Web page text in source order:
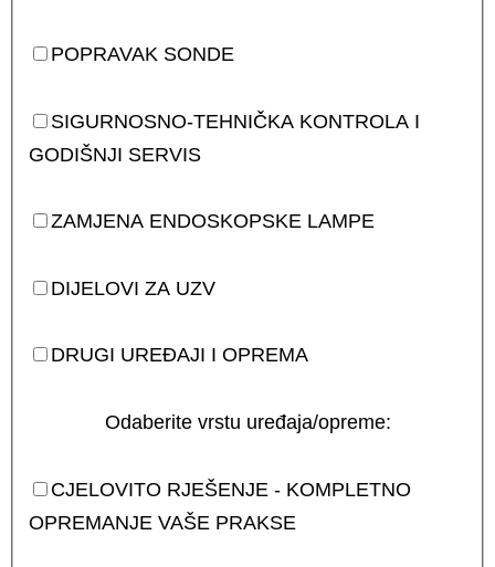
POPRAVAK SONDE
SIGURNOSNO-TEHNIČKA KONTROLA I
GODIŠNJI SERVIS
ZAMJENA ENDOSKOPSKE LAMPE
DIJELOVI ZA UZV
DRUGI UREĐAJI I OPREMA
Odaberite vrstu uređaja/opreme:
CJELOVITO RJEŠENJE - KOMPLETNO
OPREMANJE VAŠE PRAKSE